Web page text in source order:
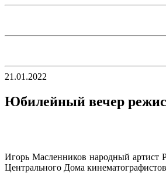
21.01.2022
Юбилейный вечер
Игорь Масленников народный артист
Центрального Дома